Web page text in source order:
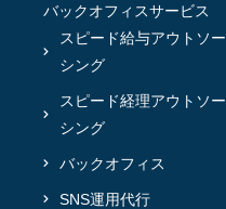
バックオフィスサービス
スピード給与アウトソー
シング
スピード経理アウトソー
シング
バックオフィス
SNS運用代行